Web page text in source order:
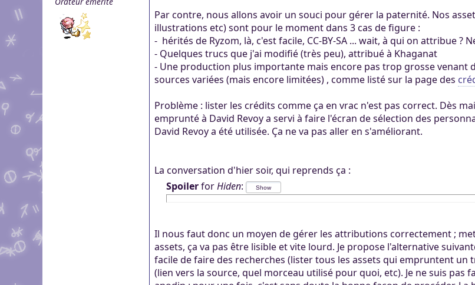
Pour partager des fichiers. Tout le monde
peut s'inscrire, mais limité à 100Mo par
personne si vous n'êtes pas validé.
Visioconférence
Visioconférence
Salon audio et vidéo, accessible sans
compte, via le navigateur. Allumez vos
micro ! /!\ Ce n'est pas notre outil
principal d'échange, préférez le salon
XMPP.
Boutiques
Brillez aux couleurs de Khaganat
Vous cherchez des goodies avec nos
visuels ? Vous pouvez les retrouver sur
quelques boutiques en ligne, et sur nos
Aider Khaganat
Notre projet vit grâce aux dons, en
nature, en temps ou en argent.
Découvrez comment nous aider, afin que
nous puissions aller encore plus loin !
Par contre, nous allons avoir un souci pour gérer la paternité. Nos
illustrations etc) sont pour le moment dans 3 cas de figure :
- hérités de Ryzom, là, c'est facile, CC-BY-SA ... wait, à qui on attribue ?
- Quelques trucs que j'ai modifié (très peu), attribué à Khaganat
- Une production plus importante mais encore pas trop grosse venant
sources variées (mais encore limitées) , comme listé sur la page des
Problème : lister les crédits comme ça en vrac n'est pas correct. Dès
emprunté à David Revoy a servi à faire l'écran de sélection des
David Revoy a été utilisée. Ça ne va pas aller en s'améliorant.
La conversation d'hier soir, qui reprends ça :
SpoilerforHiden:
Il nous faut donc un moyen de gérer les attributions correctement ;
assets, ça va pas être lisible et vite lourd. Je propose l'alternative
facile de faire des recherches (lister tous les assets qui empruntent
(lien vers la source, quel morceau utilisé pour quoi, etc). Je ne suis pas